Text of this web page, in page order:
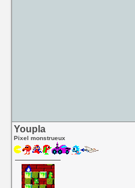
Youpla
Pixel monstrueux